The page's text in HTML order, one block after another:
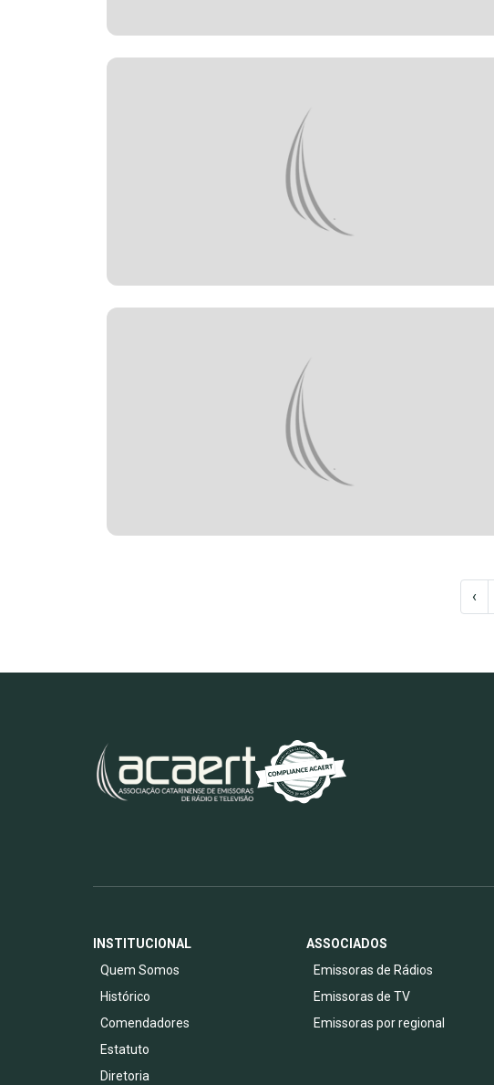
‹
INSTITUCIONAL
Quem Somos
Histórico
Comendadores
Estatuto
Diretoria
ASSOCIADOS
Emissoras de Rádios
Emissoras de TV
Emissoras por regional